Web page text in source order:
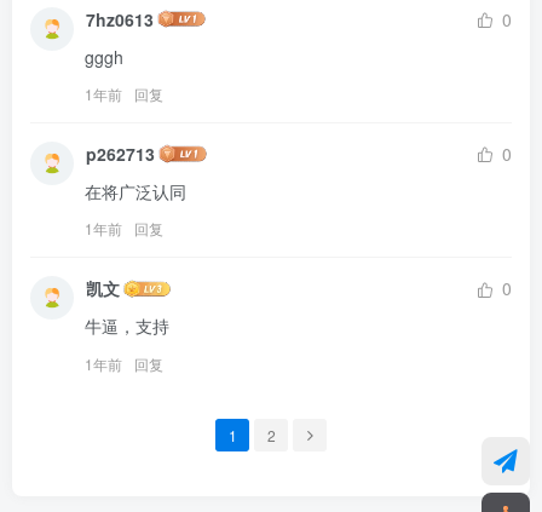
7hz0613
0
gggh
1年前 回复
p262713
0
在将广泛认同
1年前 回复
凯文
0
牛逼，支持
1年前 回复
1 2